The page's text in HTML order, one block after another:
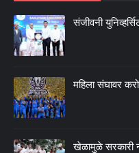
संजीवनी
महिला संघावर
खेळामुळे सरकारी